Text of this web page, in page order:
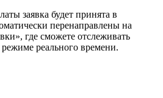
заявка будет принята в
перенаправлены на
где сможете отслеживать
реального времени.